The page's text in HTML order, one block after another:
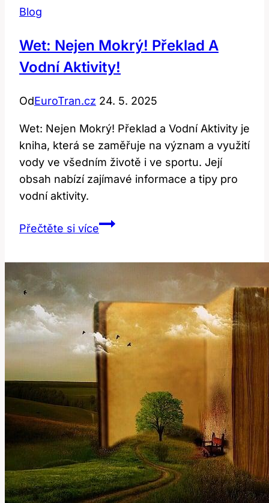
Blog
Wet: Nejen Mokrý! Překlad A
Vodní Aktivity!
OdEuroTran.cz 24. 5. 2025
Wet: Nejen Mokrý! Překlad a Vodní Aktivity je
kniha, která se zaměřuje na význam a využití
vody ve všedním životě i ve sportu. Její
obsah nabízí zajímavé informace a tipy pro
vodní aktivity.
Přečtěte si víceWet:
a
Vodní
Aktivity!